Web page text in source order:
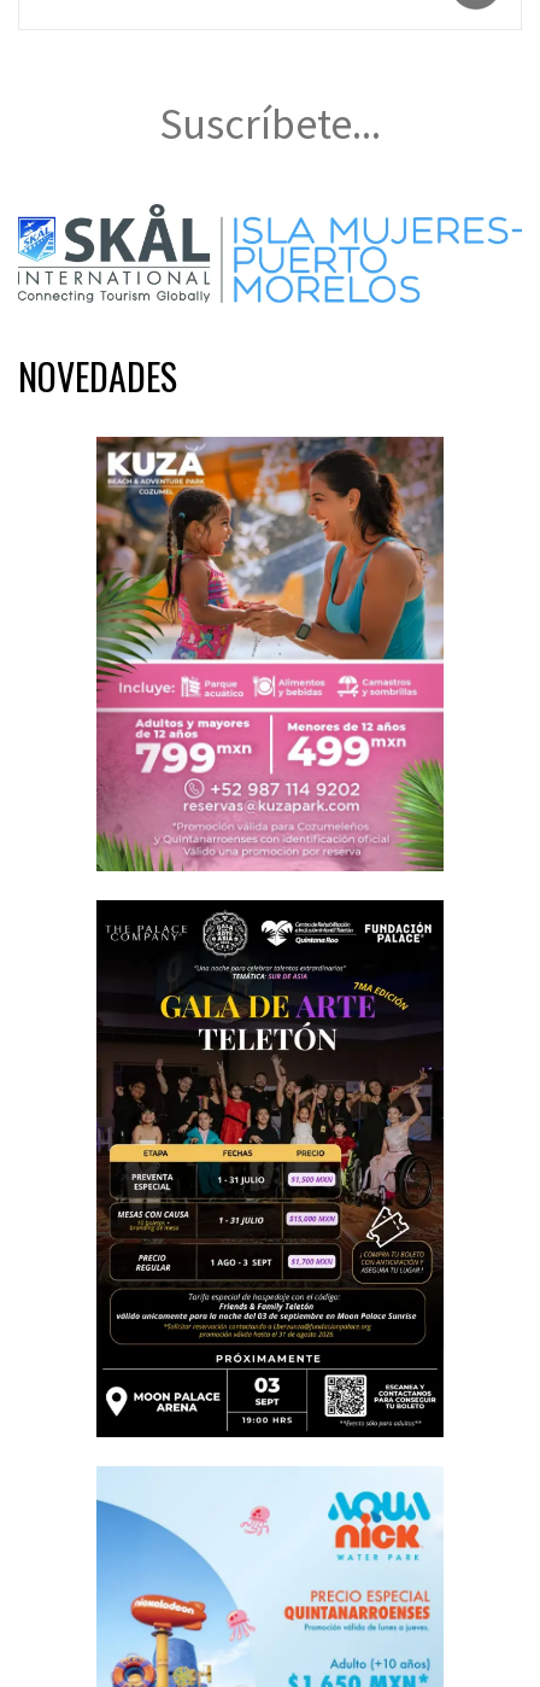
Suscríbete...
NOVEDADES